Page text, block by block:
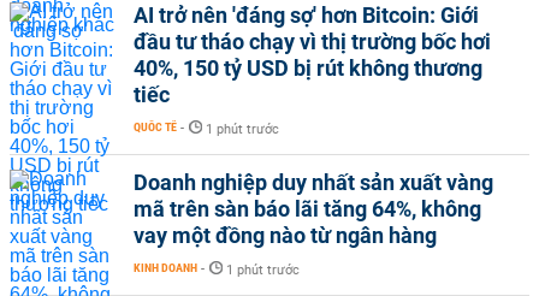
AI trở nên 'đáng sợ' hơn Bitcoin: Giới
đầu tư tháo chạy vì thị trường bốc hơi
40%, 150 tỷ USD bị rút không thương
tiếc
QUỐC TẾ - 1 phút trước
Doanh nghiệp duy nhất sản xuất vàng
mã trên sàn báo lãi tăng 64%, không
vay một đồng nào từ ngân hàng
KINH DOANH - 1 phút trước